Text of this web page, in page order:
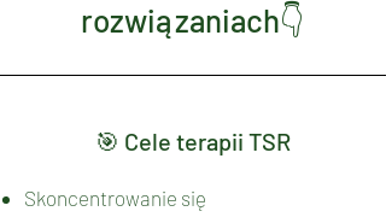
rozwiązaniach👇
🎯 Cele terapii TSR
Skoncentrowanie się